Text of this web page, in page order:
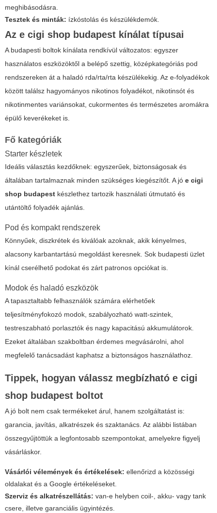
meghibásodásra.
Tesztek és minták: ízkóstolás és készülékdemók.
Az e cigi shop budapest kínálat típusai
A budapesti boltok kínálata rendkívül változatos: egyszer
használatos eszközöktől a belépő szettig, középkategóriás pod
rendszereken át a haladó rda/rta/rta készülékekig. Az e-folyadékok
között találsz hagyományos nikotinos folyadékot, nikotinsót és
nikotinmentes variánsokat, cukormentes és természetes aromákra
épülő keverékeket is.
Fő kategóriák
Starter készletek
Ideális választás kezdőknek: egyszerűek, biztonságosak és
általában tartalmaznak minden szükséges kiegészítőt. A jó e cigi
shop budapest készlethez tartozik használati útmutató és
utántöltő folyadék ajánlás.
Pod és kompakt rendszerek
Könnyűek, diszkrétek és kiválóak azoknak, akik kényelmes,
alacsony karbantartású megoldást keresnek. Sok budapesti üzlet
kínál cserélhető podokat és zárt patronos opciókat is.
Modok és haladó eszközök
A tapasztaltabb felhasználók számára elérhetőek
teljesítményfokozó modok, szabályozható watt-szintek,
testreszabható porlasztók és nagy kapacitású akkumulátorok.
Ezeket általában szakboltban érdemes megvásárolni, ahol
megfelelő tanácsadást kaphatsz a biztonságos használathoz.
Tippek, hogyan válassz megbízható e cigi
shop budapest boltot
A jó bolt nem csak termékeket árul, hanem szolgáltatást is:
garancia, javítás, alkatrészek és szaktanács. Az alábbi listában
összegyűjtöttük a legfontosabb szempontokat, amelyekre figyelj
vásárláskor.
Vásárlói vélemények és értékelések: ellenőrizd a közösségi
oldalakat és a Google értékeléseket.
Szerviz és alkatrészellátás: van-e helyben coil-, akku- vagy tank
csere, illetve garanciális ügyintézés.